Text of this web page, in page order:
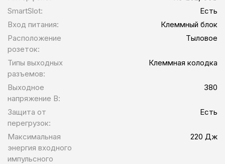
SmartSlot:
Есть
Вход питания:
Клеммный блок
Расположение
розеток:
Тыловое
Типы выходных
разъемов:
Клеммная колодка
Выходное
напряжение В:
380
Защита от
перегрузок:
Есть
Максимальная
энергия входного
импульсного
220 Дж